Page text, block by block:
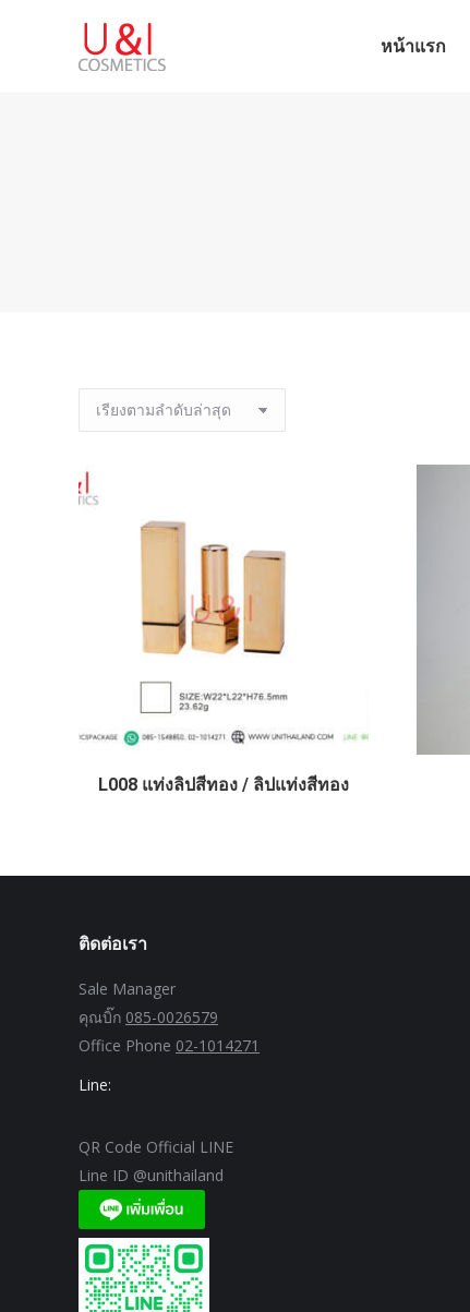
หน้าแรก
L008 แท่งลิปสีทอง / ลิปแท่งสีทอง
ติดต่อเรา
Sale Manager
คุณบิ๊ก 085-0026579
Office Phone 02-1014271
Line:
QR Code Official LINE
Line ID @unithailand
หน้าแรก